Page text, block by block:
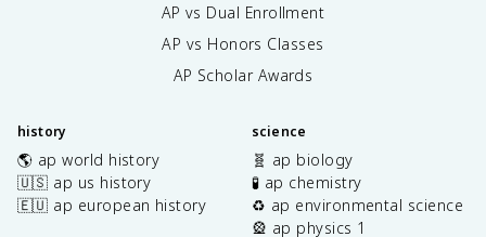
AP vs Dual Enrollment
AP vs Honors Classes
AP Scholar Awards
history
🌎 ap world history
🇺🇸 ap us history
🇪🇺 ap european history
science
🧬 ap biology
🧪 ap chemistry
♻️ ap environmental science
🎡 ap physics 1